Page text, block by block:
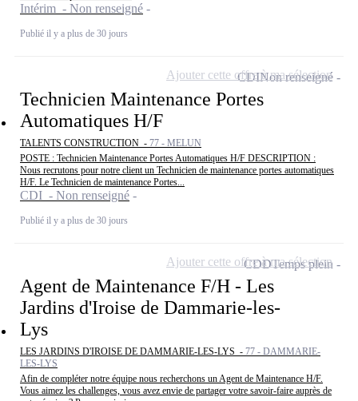
Intérim - Non renseigné
Publié il y a plus de 30 jours
Technicien Maintenance Portes
Automatiques H/F
TALENTS CONSTRUCTION - 77 - MELUN
POSTE : Technicien Maintenance Portes Automatiques H/F DESCRIPTION :
Nous recrutons pour notre client un Technicien de maintenance portes automatiques
H/F. Le Technicien de maintenance Portes...
CDI - Non renseigné
Publié il y a plus de 30 jours
CDINon renseigné
Ajouter cette offre à ma sélection
Agent de Maintenance F/H - Les
Jardins d'Iroise de Dammarie-les-
Lys
LES JARDINS D'IROISE DE DAMMARIE-LES-LYS - 77 - DAMMARIE-
LES-LYS
Afin de compléter notre équipe nous recherchons un Agent de Maintenance H/F.
Vous aimez les challenges, vous avez envie de partager votre savoir-faire auprès de
CDDTemps plein
Ajouter cette offre à ma sélection